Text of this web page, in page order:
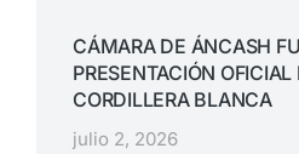
CÁMARA DE ÁNCASH
PRESENTACIÓN
CORDILLERA BLANCA
julio 2, 2026